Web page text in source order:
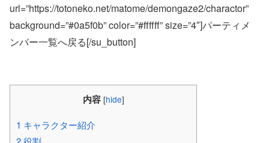
url=”https://totoneko.net/matome/demongaze2/charactor”
background=”#0a5f0b” color=”#ffffff” size=”4″]パーティメ
ンバー一覧へ戻る[/su_button]
内容 [hide]
1 キャラクター紹介